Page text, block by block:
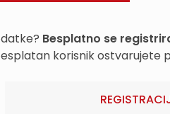
Besplatno se
korisnik ostvarujete